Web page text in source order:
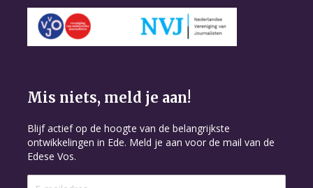
Mis niets, meld je aan!
Blijf actief op de hoogte van de belangrijkste
ontwikkelingen in Ede. Meld je aan voor de mail van de
Edese Vos.